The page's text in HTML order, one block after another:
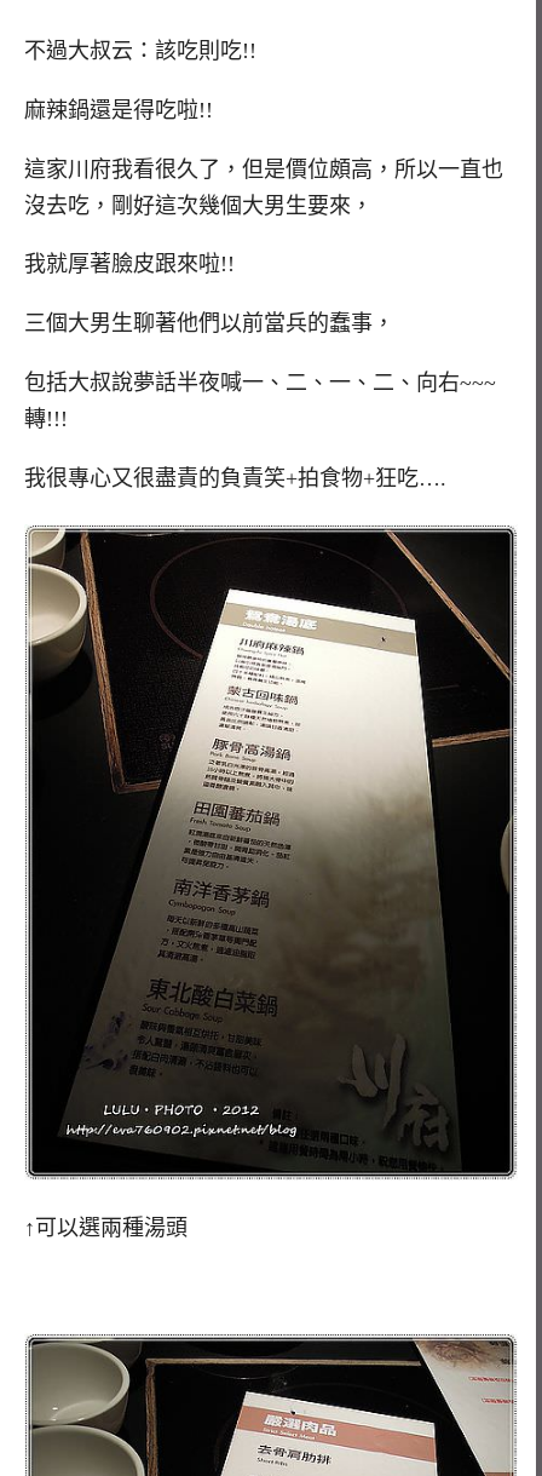
不過大叔云：該吃則吃!!
麻辣鍋還是得吃啦!!
這家川府我看很久了，但是價位頗高，所以一直也
沒去吃，剛好這次幾個大男生要來，
我就厚著臉皮跟來啦!!
三個大男生聊著他們以前當兵的蠢事，
包括大叔說夢話半夜喊一、二、一、二、向右~~~
轉!!!
我很專心又很盡責的負責笑+拍食物+狂吃….
↑可以選兩種湯頭